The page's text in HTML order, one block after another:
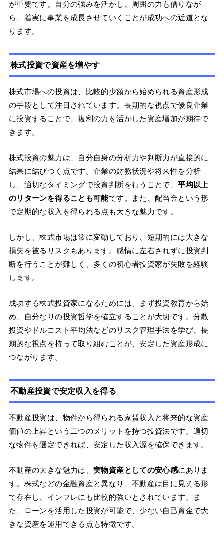
が重要です。自分の強みを活かし、周囲の力も借りなが
ら、着実に事業を成長させていくことが成功への近道とな
ります。
株式投資で資産を増やす
株式市場への投資は、比較的少額から始められる資産形成
の手段として注目されています。長期的な視点で優良企業
に投資することで、複利の力を活かした資産増加が期待で
きます。
株式投資の魅力は、自分自身の分析力や判断力が直接的に
結果に結びつく点です。企業の財務状況や将来性を分析
し、適切なタイミングで投資判断を行うことで、平均以上
のリターンを得ることも可能です。また、配当金という形
で定期的な収入を得られる点も大きな魅力です。
しかし、株式市場は常に変動しており、短期的には大きな
損失を被るリスクもあります。感情に左右されずに投資判
断を行うことが難しく、多くの初心者投資家が失敗を経験
します。
成功する株式投資家になるためには、まず投資教育から始
め、自分なりの投資哲学を確立することが大切です。分散
投資やドルコスト平均法などのリスク管理手法を学び、長
期的な視点を持って取り組むことが、安定した資産形成に
つながります。
不動産投資で安定収入を得る
不動産投資は、物件から得られる家賃収入と将来的な資産
価値の上昇という二つのメリットを持つ投資法です。適切
な物件を選定できれば、安定した収入源を確保できます。
不動産の大きな魅力は、実物資産としての安心感にありま
す。株式などの金融資産と異なり、不動産は目に見える形
で存在し、インフレにも比較的強いとされています。ま
た、ローンを活用した投資が可能で、少ない自己資金で大
きな資産を運用できる点も特徴です。